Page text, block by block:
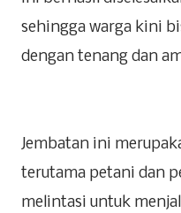
sehingga warga kini
dengan tenang dan
Jembatan ini
terutama petani dan
melintasi untuk